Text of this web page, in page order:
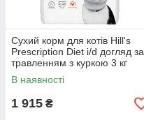
Сухий корм для котів Hill's
Prescription Diet i/d догляд за
травленням з куркою 3 кг
В наявності
1 915 ₴